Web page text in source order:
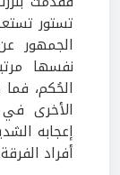
تستور
الجمهور
نفسها
الحُكم،
الأخرى
إعجابه
أفراد